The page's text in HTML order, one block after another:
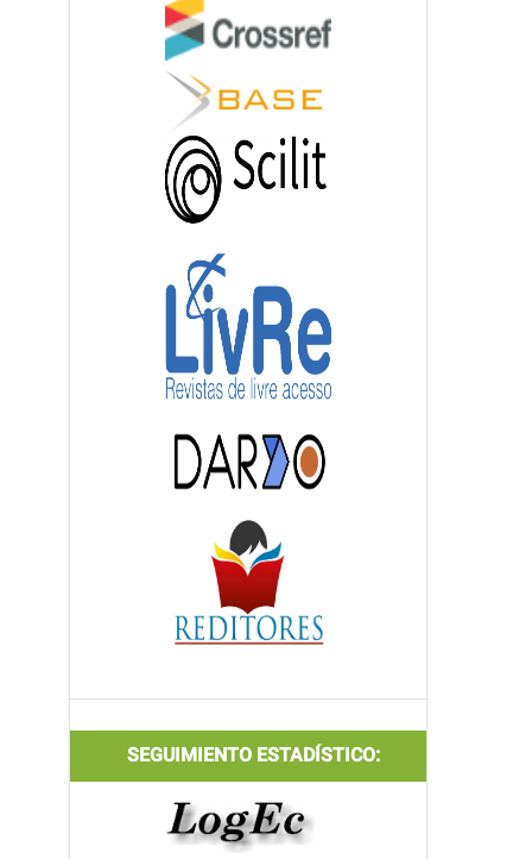
SEGUIMIENTO ESTADÍSTICO: